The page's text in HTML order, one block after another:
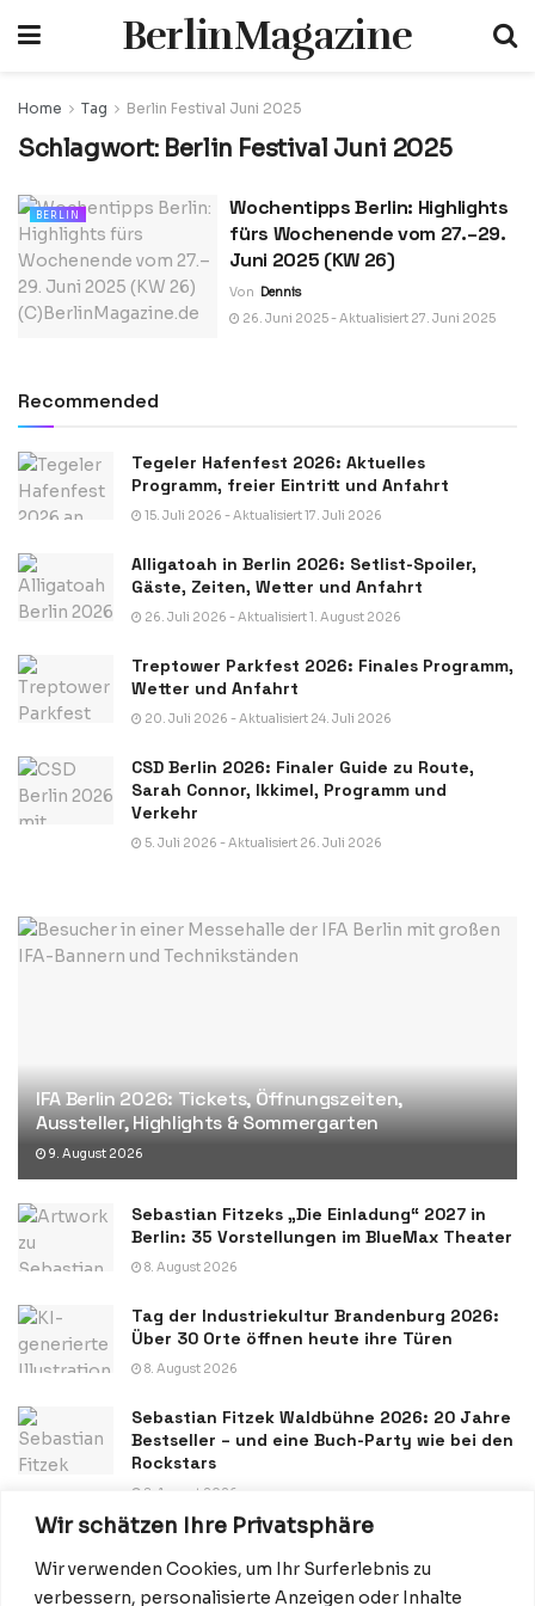
Wir schätzen Ihre Privatsphäre
Wir verwenden Cookies, um Ihr Surferlebnis zu
verbessern, personalisierte Anzeigen oder Inhalte
BerlinMagazine
Home Tag Berlin Festival Juni 2025
Schlagwort: Berlin Festival Juni 2025
BERLIN
Wochentipps Berlin: Highlights
fürs Wochenende vom 27.–29.
Juni 2025 (KW 26)
Von Dennis
26. Juni 2025 - Aktualisiert 27. Juni 2025
Recommended
Tegeler Hafenfest 2026: Aktuelles
Programm, freier Eintritt und Anfahrt
15. Juli 2026 - Aktualisiert 17. Juli 2026
Alligatoah in Berlin 2026: Setlist-Spoiler,
Gäste, Zeiten, Wetter und Anfahrt
26. Juli 2026 - Aktualisiert 1. August 2026
Treptower Parkfest 2026: Finales Programm,
Wetter und Anfahrt
20. Juli 2026 - Aktualisiert 24. Juli 2026
CSD Berlin 2026: Finaler Guide zu Route,
Sarah Connor, Ikkimel, Programm und
Verkehr
5. Juli 2026 - Aktualisiert 26. Juli 2026
IFA Berlin 2026: Tickets, Öffnungszeiten,
Aussteller, Highlights & Sommergarten
9. August 2026
Sebastian Fitzeks „Die Einladung“ 2027 in
Berlin: 35 Vorstellungen im BlueMax Theater
8. August 2026
Tag der Industriekultur Brandenburg 2026:
Über 30 Orte öffnen heute ihre Türen
8. August 2026
Sebastian Fitzek Waldbühne 2026: 20 Jahre
Bestseller – und eine Buch-Party wie bei den
Rockstars
8. August 2026